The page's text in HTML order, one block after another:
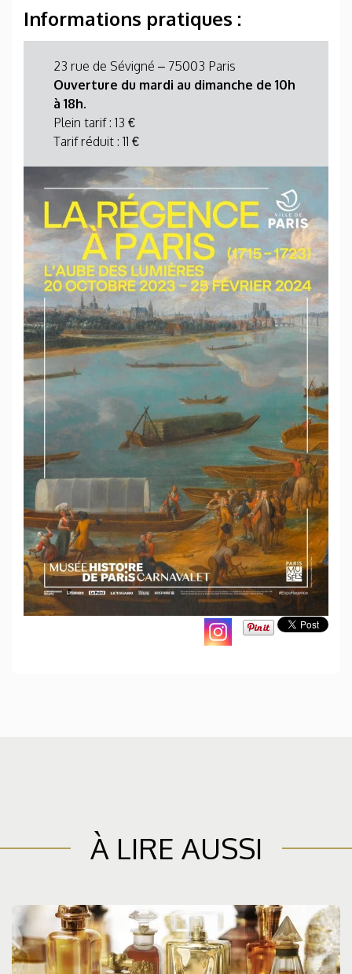
Informations pratiques :
23 rue de Sévigné – 75003 Paris
Ouverture du mardi au dimanche de 10h
à 18h.
Plein tarif : 13 €
Tarif réduit : 11 €
À LIRE AUSSI